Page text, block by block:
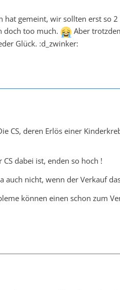
hat gemeint, wir sollten erst so
doch too much.
Aber
Glück. :d_zwinker:
CS, deren Erlös einer
dabei ist, enden so hoch !
nicht, wenn der Verkauf
können einen schon zum